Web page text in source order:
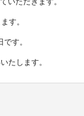
す。
す。
たします。